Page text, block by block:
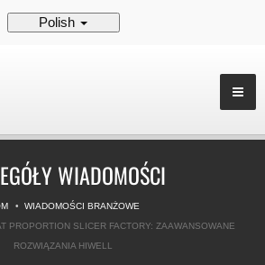
Polish
WIADOMOŚCI
WIADOMOŚCI BRANŻOWE
PROPORTION SLICER FACTORY: ZAAWANSOWANE
ROZWIĄZANIA HIWELL